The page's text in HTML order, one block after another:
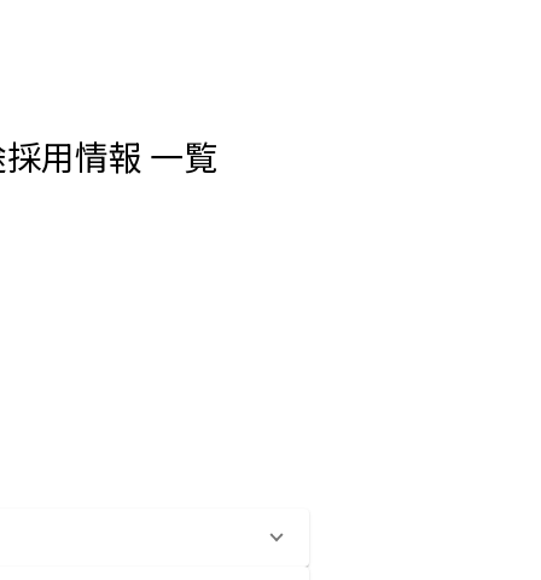
用情報 一覧